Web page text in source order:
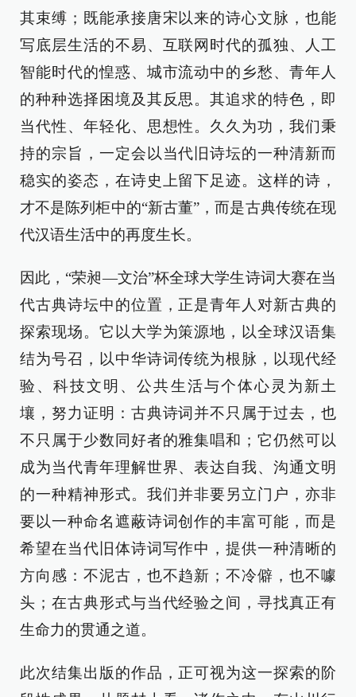
其束缚；既能承接唐宋以来的诗心文脉，也能
写底层生活的不易、互联网时代的孤独、人工
智能时代的惶惑、城市流动中的乡愁、青年人
的种种选择困境及其反思。其追求的特色，即
当代性、年轻化、思想性。久久为功，我们秉
持的宗旨，一定会以当代旧诗坛的一种清新而
稳实的姿态，在诗史上留下足迹。这样的诗，
才不是陈列柜中的“新古董”，而是古典传统在现
代汉语生活中的再度生长。
因此，“荣昶—文治”杯全球大学生诗词大赛在当
代古典诗坛中的位置，正是青年人对新古典的
探索现场。它以大学为策源地，以全球汉语集
结为号召，以中华诗词传统为根脉，以现代经
验、科技文明、公共生活与个体心灵为新土
壤，努力证明：古典诗词并不只属于过去，也
不只属于少数同好者的雅集唱和；它仍然可以
成为当代青年理解世界、表达自我、沟通文明
的一种精神形式。我们并非要另立门户，亦非
要以一种命名遮蔽诗词创作的丰富可能，而是
希望在当代旧体诗词写作中，提供一种清晰的
方向感：不泥古，也不趋新；不冷僻，也不噱
头；在古典形式与当代经验之间，寻找真正有
生命力的贯通之道。
此次结集出版的作品，正可视为这一探索的阶